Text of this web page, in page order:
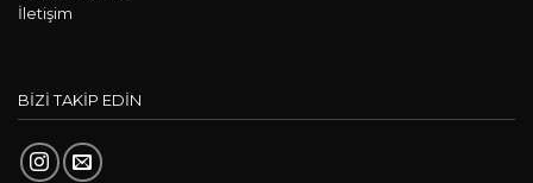
İletişim
BİZİ TAKİP EDİN